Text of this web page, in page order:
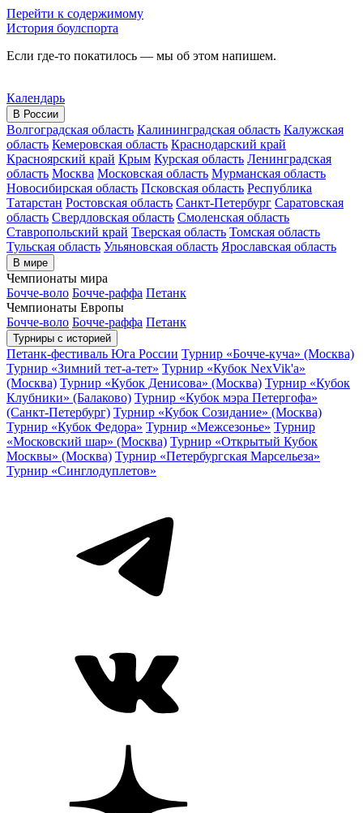
Перейти к содержимому
История боулспорта
Если где-то покатилось — мы об этом напишем.
Календарь
В России
Волгоградская область Калининградская область Калужская
область Кемеровская область Краснодарский край
Красноярский край Крым Курская область Ленинградская
область Москва Московская область Мурманская область
Новосибирская область Псковская область Республика
Татарстан Ростовская область Санкт-Петербург Саратовская
область Свердловская область Смоленская область
Ставропольский край Тверская область Томская область
Тульская область Ульяновская область Ярославская область
В мире
Чемпионаты мира
Бочче-воло Бочче-раффа Петанк
Чемпионаты Европы
Бочче-воло Бочче-раффа Петанк
Турниры с историей
Петанк-фестиваль Юга России Турнир «Бочче-куча» (Москва)
Турнир «Зимний тет-а-тет» Турнир «Кубок NexVik'a»
(Москва) Турнир «Кубок Денисова» (Москва) Турнир «Кубок
Клубники» (Балаково) Турнир «Кубок мэра Петергофа»
(Санкт-Петербург) Турнир «Кубок Созидание» (Москва)
Турнир «Кубок Федора» Турнир «Межсезонье» Турнир
«Московский шар» (Москва) Турнир «Открытый Кубок
Москвы» (Москва) Турнир «Петербургская Марсельеза»
Турнир «Синглодуплетов»